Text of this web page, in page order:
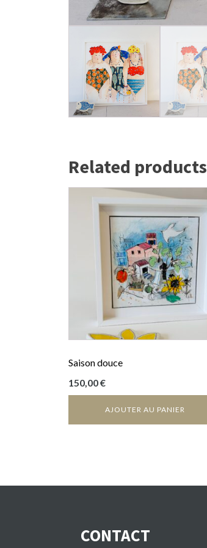
Related products
Saison douce
150,00€
AJOUTER AU PANIER
CONTACT